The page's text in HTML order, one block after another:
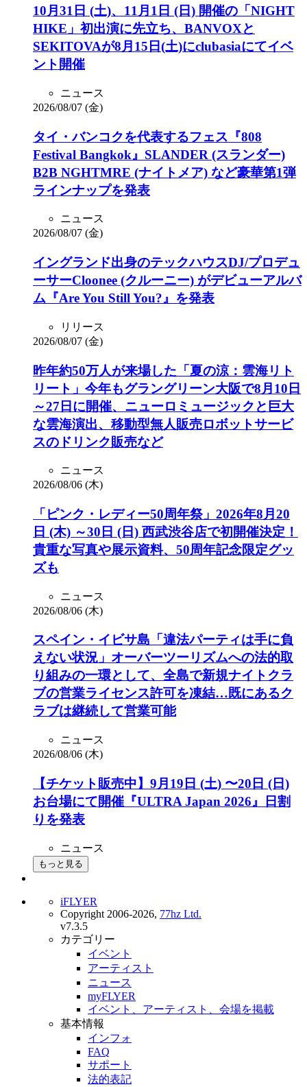
10月31日 (土)、11月1日 (日) 開催の「NIGHT
HIKE」初出演に先立ち、BANVOXと
SEKITOVAが8月15日(土)にclubasiaにてイベ
ント開催
ニュース
2026/08/07 (金)
タイ・バンコクを代表するフェス『808
Festival Bangkok』SLANDER (スランダー)
B2B NGHTMRE (ナイトメア) など豪華第1弾
ラインナップを発表
ニュース
2026/08/07 (金)
イングランド出身のテックハウスDJ/プロデュ
ーサーCloonee (クルーニー) がデビューアルバ
ム『Are You Still You?』を発表
リリース
2026/08/07 (金)
昨年約50万人が来場した「夏の涼：雲海リト
リート」今年もグラングリーン大阪で8月10日
～27日に開催、ニューロミュージックと巨大
な雲海演出、移動型無人販売ロボットサービ
スのドリンク販売など
ニュース
2026/08/06 (木)
「ピンク・レディー50周年祭」2026年8月20
日 (木) ～30日 (日) 西武渋谷店で初開催決定！
貴重な写真や展示資料、50周年記念限定グッ
ズも
ニュース
2026/08/06 (木)
スペイン・イビサ島「違法パーティは手に負
えない状況」オーバーツーリズムへの法的取
り組みの一環として、全島で新規ナイトクラ
ブの営業ライセンス許可を凍結…既にあるク
ラブは継続して営業可能
ニュース
2026/08/06 (木)
【チケット販売中】9月19日 (土) 〜20日 (日)
お台場にて開催『ULTRA Japan 2026』日割
りを発表
ニュース
もっと見る
iFLYER
Copyright 2006-2026, 77hz Ltd.
v7.3.5
カテゴリー
イベント
アーティスト
ニュース
myFLYER
イベント、アーティスト、会場を掲載
基本情報
インフォ
FAQ
サポート
法的表記